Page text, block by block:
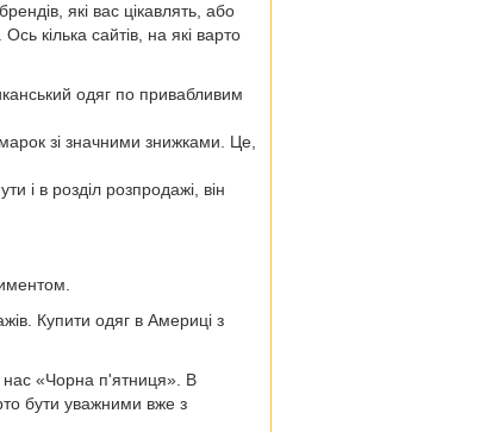
які вас цікавлять, або
кілька сайтів, на які варто
одяг по привабливим
зі значними знижками. Це,
і в розділ розпродажі, він
Купити одяг в Америці з
нас «Чорна п'ятниця». В
бути уважними вже з